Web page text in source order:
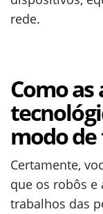
rede.
Como
modo
Certamente,
que os robôs e
trabalhos das